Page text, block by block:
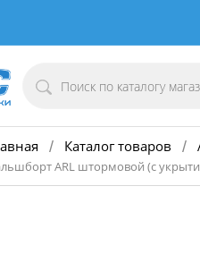
/ Каталог товаров /
ARL штормовой (с